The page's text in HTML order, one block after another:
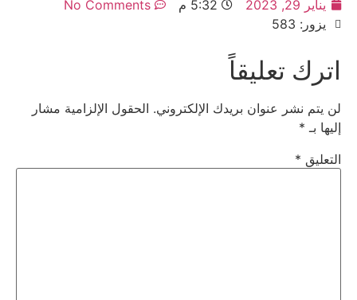
يناير 29, 2023 5:32 م
No Comments
يزور: 583
اترك تعليقاً
لن يتم نشر عنوان بريدك الإلكتروني. الحقول الإلزامية مشار
إليها بـ *
التعليق *